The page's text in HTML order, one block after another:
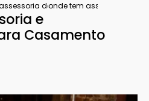
casamentosde casamento completa
onde tem assessoria e
e
Casamento